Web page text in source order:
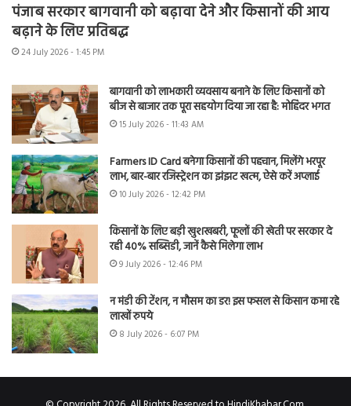
पंजाब सरकार बागवानी को बढ़ावा देने और किसानों की आय
बढ़ाने के लिए प्रतिबद्ध
24 July 2026 - 1:45 PM
बागवानी को लाभकारी व्यवसाय बनाने के लिए किसानों को
बीज से बाजार तक पूरा सहयोग दिया जा रहा है: मोहिंदर भगत
15 July 2026 - 11:43 AM
Farmers ID Card बनेगा किसानों की पहचान, मिलेंगे भरपूर
लाभ, बार-बार रजिस्ट्रेशन का झंझट खत्म, ऐसे करें अप्लाई
10 July 2026 - 12:42 PM
किसानों के लिए बड़ी खुशखबरी, फूलों की खेती पर सरकार दे
रही 40% सब्सिडी, जानें कैसे मिलेगा लाभ
9 July 2026 - 12:46 PM
न मंडी की टेंशन, न मौसम का डर! इस फसल से किसान कमा रहे
लाखों रुपये
8 July 2026 - 6:07 PM